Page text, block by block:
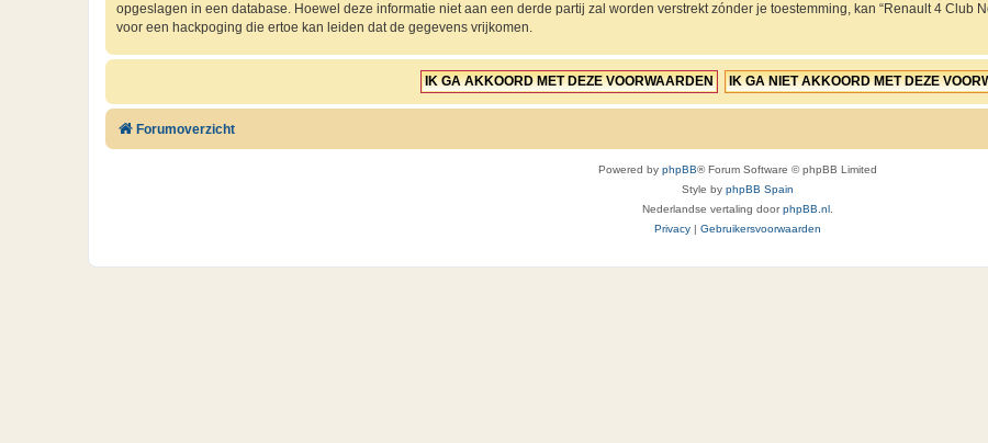
opgeslagen in een database. Hoewel deze informatie niet aan een derde partij zal worden verstrekt zónder je toestemming, kan “Renault 4 Club
voor een hackpoging die ertoe kan leiden dat de gegevens vrijkomen.
Forumoverzicht
Powered by phpBB® Forum Software © phpBB Limited
Style by phpBB Spain
Nederlandse vertaling doorphpBB.nl .
Privacy
Gebruikersvoorwaarden